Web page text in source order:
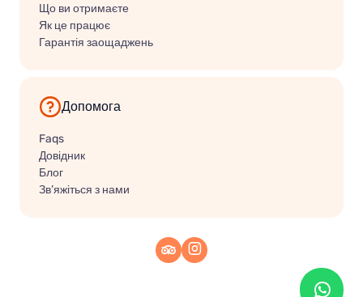
Що ви отримаєте
Як це працює
Гарантія заощаджень
Допомога
Faqs
Довідник
Блог
Зв’яжіться з нами